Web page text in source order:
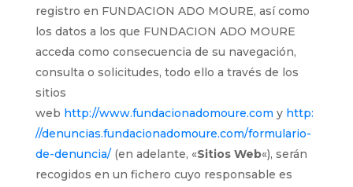
registro en FUNDACION ADO MOURE, así como
los datos a los que FUNDACION ADO MOURE
acceda como consecuencia de su navegación,
consulta o solicitudes, todo ello a través de los
sitios
web http://www.fundacionadomoure.com y http:
//denuncias.fundacionadomoure.com/formulario-
de-denuncia/(en adelante, «Sitios Web«), serán
recogidos en un fichero cuyo responsable es